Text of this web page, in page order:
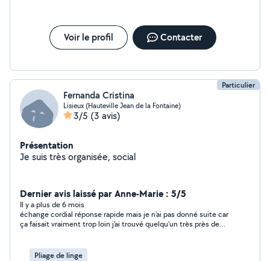
Voir le profil Contacter
Particulier
Fernanda Cristina
Lisieux (Hauteville Jean de la Fontaine)
3/5 (3 avis)
Présentation
Je suis très organisée, social
Dernier avis laissé par Anne-Marie : 5/5
Il y a plus de 6 mois
échange cordial réponse rapide mais je n'ai pas donné suite car
ça faisait vraiment trop loin j'ai trouvé quelqu'un très près de
Pliage de linge